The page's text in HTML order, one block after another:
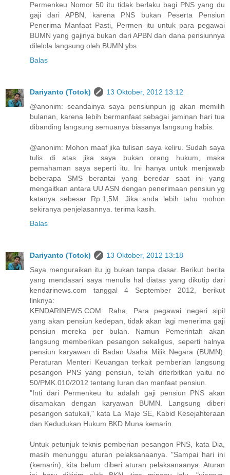
Permenkeu Nomor 50 itu tidak berlaku bagi PNS yang du
gaji dari APBN, karena PNS bukan Peserta Pensiun
Penerima Manfaat Pasti, Permen itu untuk para pegawai
BUMN yang gajinya bukan dari APBN dan dana pensiunnya
dilelola langsung oleh BUMN ybs
Balas
Dariyanto (Totok)
13 Oktober, 2012 13:12
@anonim: seandainya saya pensiunpun jg akan memilih
bulanan, karena lebih bermanfaat sebagai jaminan hari tua
dibanding langsung semuanya biasanya langsung habis.
@anonim: Mohon maaf jika tulisan saya keliru. Sudah saya
tulis di atas jika saya bukan orang hukum, maka
pemahaman saya seperti itu. Ini hanya untuk menjawab
beberapa SMS berantai yang beredar saat ini yang
mengaitkan antara UU ASN dengan penerimaan pensiun yg
katanya sebesar Rp.1,5M. Jika anda lebih tahu mohon
sekiranya penjelasannya. terima kasih.
Balas
Dariyanto (Totok)
13 Oktober, 2012 13:18
Saya menguraikan itu jg bukan tanpa dasar. Berikut berita
yang mendasari saya menulis hal diatas yang dikutip dari
kendarinews.com tanggal 4 September 2012, berikut
linknya:
KENDARINEWS.COM: Raha, Para pegawai negeri sipil
yang akan pensiun kedepan, tidak akan lagi menerima gaji
pensiun mereka per bulan. Namun Pemerintah akan
langsung memberikan pesangon sekaligus, seperti halnya
pensiun karyawan di Badan Usaha Milik Negara (BUMN).
Peraturan Menteri Keuangan terkait pemberian langsung
pesangon PNS yang pensiun, telah diterbitkan yaitu no
50/PMK.010/2012 tentang Iuran dan manfaat pensiun.
"Inti dari Permenkeu itu adalah gaji pensiun PNS akan
disamakan dengan karyawan BUMN. Langsung diberi
pesangon satukali," kata La Maje SE, Kabid Kesejahteraan
dan Kedudukan Hukum BKD Muna kemarin.
Untuk petunjuk teknis pemberian pesangon PNS, kata Dia,
masih menunggu aturan pelaksanaanya. "Sampai hari ini
(kemarin), kita belum diberi aturan pelaksanaanya. Aturan